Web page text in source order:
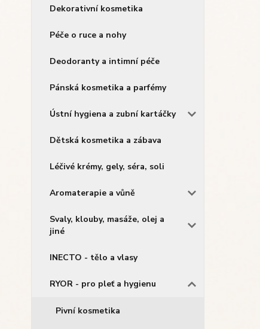
Dekorativní kosmetika
Péče o ruce a nohy
Deodoranty a intimní péče
Pánská kosmetika a parfémy
Ústní hygiena a zubní kartáčky
Dětská kosmetika a zábava
Léčivé krémy, gely, séra, soli
Aromaterapie a vůně
Svaly, klouby, masáže, olej a
jiné
INECTO - tělo a vlasy
RYOR - pro pleť a hygienu
Pivní kosmetika